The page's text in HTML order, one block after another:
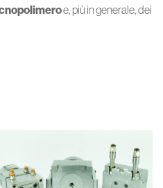
e, più in generale, dei